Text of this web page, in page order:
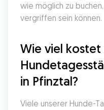
wie möglich zu
vergriffen sein können.
Wie viel kostet
in Pfinztal?
Viele unserer Hunde-